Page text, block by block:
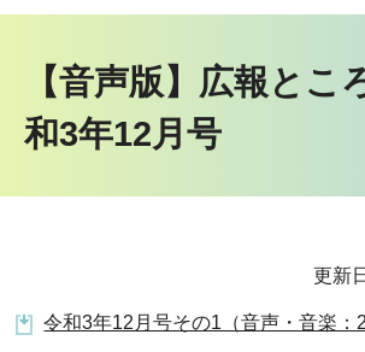
【音声版】広報とこ
和3年12月号
更新
令和3年12月号その1（音声・音楽：